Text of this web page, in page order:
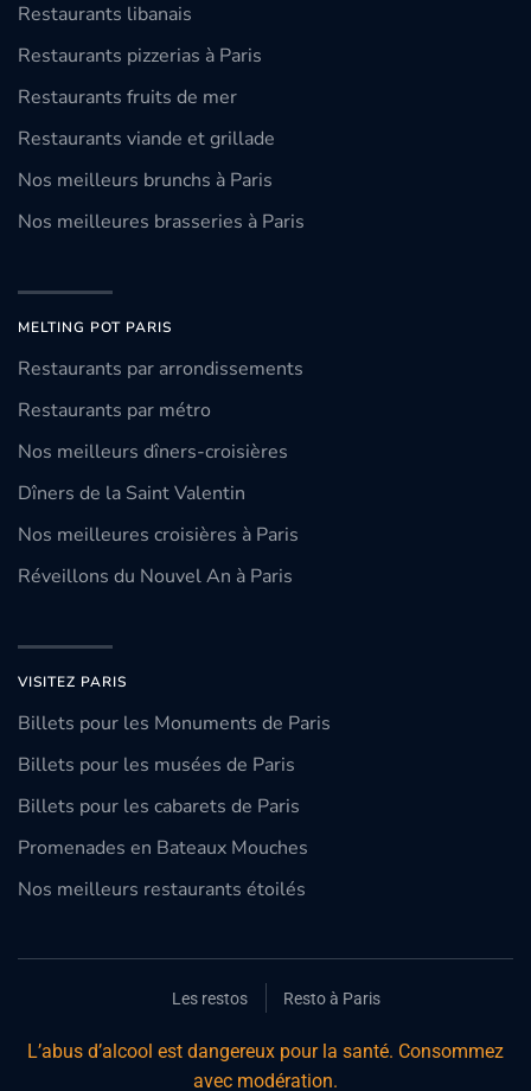
Restaurants libanais
Restaurants pizzerias à Paris
Restaurants fruits de mer
Restaurants viande et grillade
Nos meilleurs brunchs à Paris
Nos meilleures brasseries à Paris
MELTING POT PARIS
Restaurants par arrondissements
Restaurants par métro
Nos meilleurs dîners-croisières
Dîners de la Saint Valentin
Nos meilleures croisières à Paris
Réveillons du Nouvel An à Paris
VISITEZ PARIS
Billets pour les Monuments de Paris
Billets pour les musées de Paris
Billets pour les cabarets de Paris
Promenades en Bateaux Mouches
Nos meilleurs restaurants étoilés
Les restos Resto à Paris
L’abus d’alcool est dangereux pour la santé. Consommez
avec modération.